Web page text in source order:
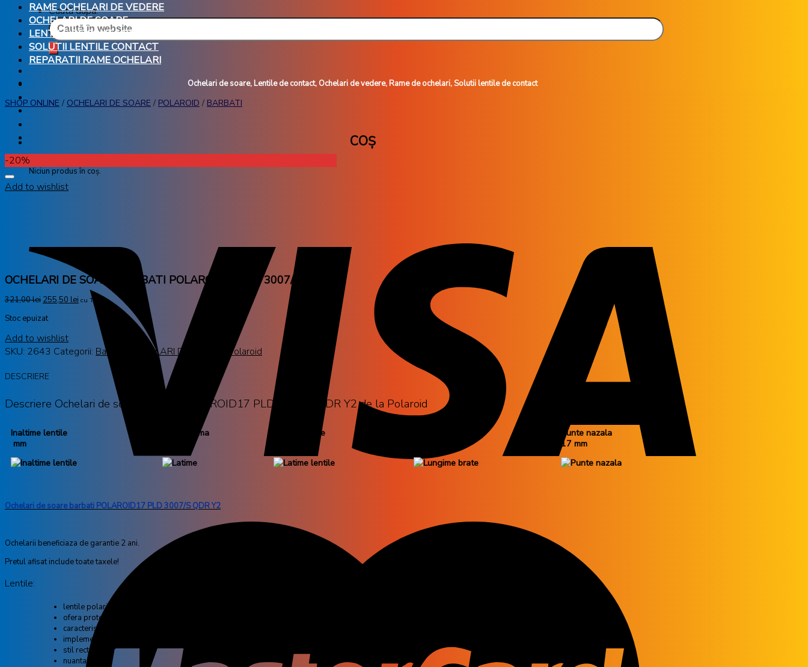
Caută după:
COȘ
Niciun produs în coș.
RAME OCHELARI DE VEDERE
OCHELARI DE SOARE
LENTILE DE CONTACT
SOLUTII LENTILE CONTACT
REPARATII RAME OCHELARI
Ochelari de soare, Lentile de contact, Ochelari de vedere, Rame de ochelari, Solutii lentile de contact
SHOP ONLINE / OCHELARI DE SOARE / POLAROID / BARBATI
-20%
Add to wishlist
OCHELARI DE SOARE BARBATI POLAROID17 PLD 3007/S QDR Y2
321,00lei 255,50 lei cu TVA
Stoc epuizat
Add to wishlist
SKU: 2643 Categorii: Barbati OCHELARI DE SOARE Polaroid
DESCRIERE
Descriere Ochelari de soare barbati POLAROID17 PLD 3007/S QDR Y2 de la Polaroid
Inaltime lentile
mm
Latime rama
Latime lentile
Punte nazala
17 mm
Ochelari de soare barbati POLAROID17 PLD 3007/S QDR Y2
Ochelarii beneficiaza de garantie 2 ani.
Pretul afisat include toate taxele!
Lentile:
lentile polarizate UltraSight
ofera protectie 100% cu valoarea UV400 pentru prevenirea afectiunilor rezultate in urma expunerii la soare
caracteristica glare block pentru vizibilitate chiar si in conditii extreme de luminozitate, si pentru a preveni oboseala ochilor
implementate cu filtru categoria 3
stil rectangular
nuanta gri